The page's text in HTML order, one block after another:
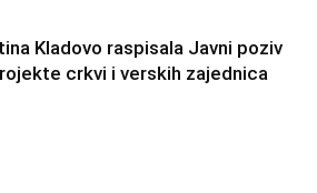
Kladovo raspisala Javni poziv
crkvi i verskih zajednica